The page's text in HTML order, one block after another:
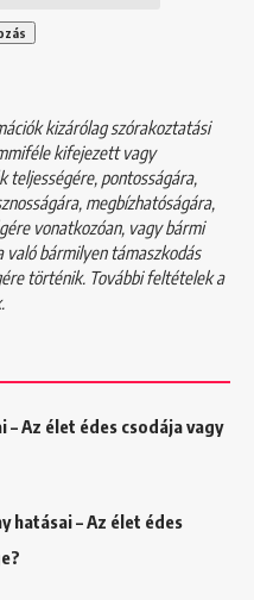
kizárólag szórakoztatási
kifejezett vagy
teljességére, pontosságára,
megbízhatóságára,
vonatkozóan, vagy bármi
bármilyen támaszkodás
történik. További feltételek a
Az élet édes csodája vagy
hatásai – Az élet édes